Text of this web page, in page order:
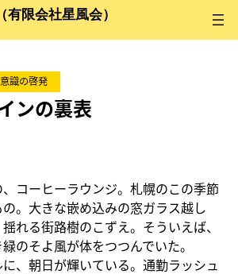
限会社星風会）
識の啓発
ンの裏表
コーヒーラウンジ。札幌のこの季節
。大きな嵌め込みの窓ガラス越し
れる街路樹のこずえ。そういえば、
のそよ風が体をつつんでいた。
、朝日が輝いている。通勤ラッシュ